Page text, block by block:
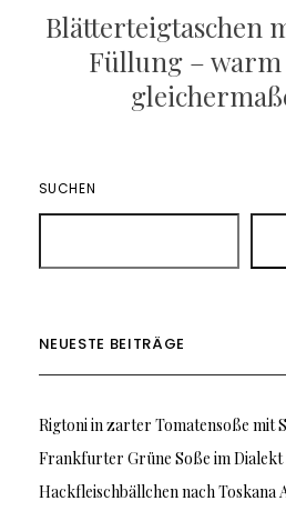
Blätterteigtaschen
Füllung –
SUCHEN
NEUESTE BEITRÄGE
Rigtoni in zarter Tomatensoße mit
Frankfurter Grüne Soße im Dialekt
Hackfleischbällchen nach